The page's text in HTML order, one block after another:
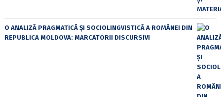
O ANALIZĂ PRAGMATICĂ ȘI SOCIOLINGVISTICĂ A ROMÂNEI DIN
REPUBLICA MOLDOVA: MARCATORII DISCURSIVI